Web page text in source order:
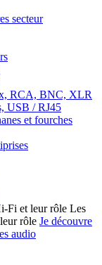
secteur
RCA, BNC, XLR
USB / RJ45
et fourches
Les
rôle Je découvre
audio